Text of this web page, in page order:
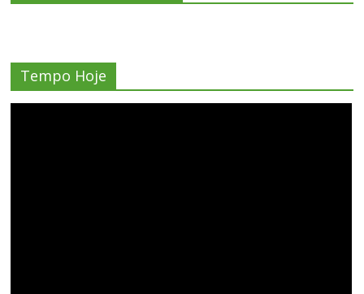
Tempo Hoje